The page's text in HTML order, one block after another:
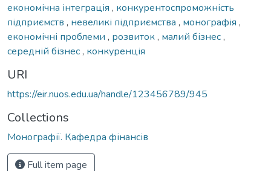
економічна інтеграція , конкурентоспроможність
підприємств , невеликі підприємства , монографія ,
економічні проблеми , розвиток, малий бізнес,
середній бізнес, конкуренція
URI
https://eir.nuos.edu.ua/handle/123456789/945
Collections
Монографії. Кафедра фінансів
Full item page